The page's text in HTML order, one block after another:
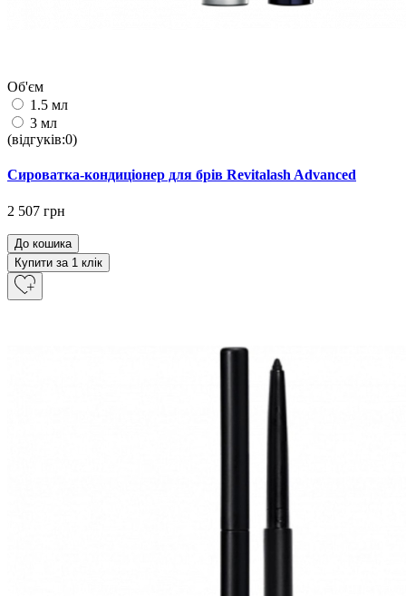
Об'єм
1.5 мл
3 мл
(відгуків:0)
Сироватка-кондиціонер для брів Revitalash Advanced
2 507 грн
До кошика
Купити за 1 клiк